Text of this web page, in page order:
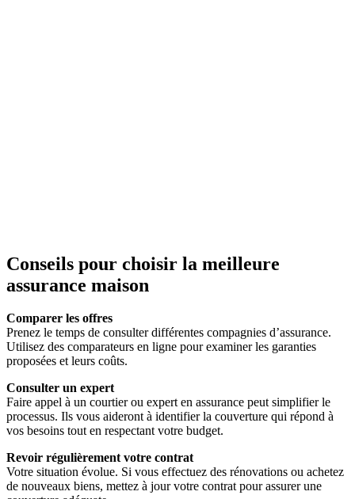
Conseils pour choisir la meilleure
assurance maison
Comparer les offres
Prenez le temps de consulter différentes compagnies d’assurance.
Utilisez des comparateurs en ligne pour examiner les garanties
proposées et leurs coûts.
Consulter un expert
Faire appel à un courtier ou expert en assurance peut simplifier le
processus. Ils vous aideront à identifier la couverture qui répond à
vos besoins tout en respectant votre budget.
Revoir régulièrement votre contrat
Votre situation évolue. Si vous effectuez des rénovations ou achetez
de nouveaux biens, mettez à jour votre contrat pour assurer une